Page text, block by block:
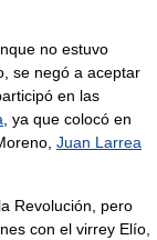
no estuvo
se negó a aceptar
en las
, ya que colocó en
Juan Larrea
Revolución, pero
con el virrey Elío,